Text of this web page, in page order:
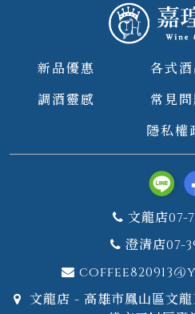
新品優惠 各式酒
調酒靈感
常見
隱私權
文龍店07-
澄清店07-
文龍店 - 高雄市鳳山區文